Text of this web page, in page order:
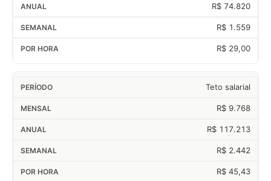
R$ 74.820
R$ 1.559
R$ 29,00
Teto salarial
R$ 9.768
R$ 117.213
R$ 2.442
R$ 45,43